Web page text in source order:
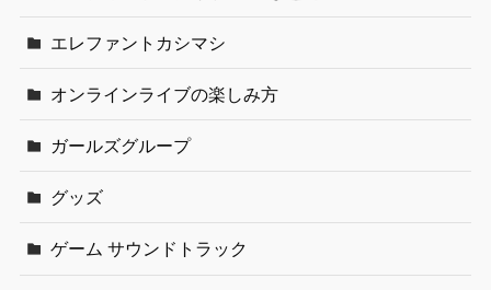
エレファントカシマシ
オンラインライブの楽しみ方
ガールズグループ
グッズ
ゲーム サウンドトラック